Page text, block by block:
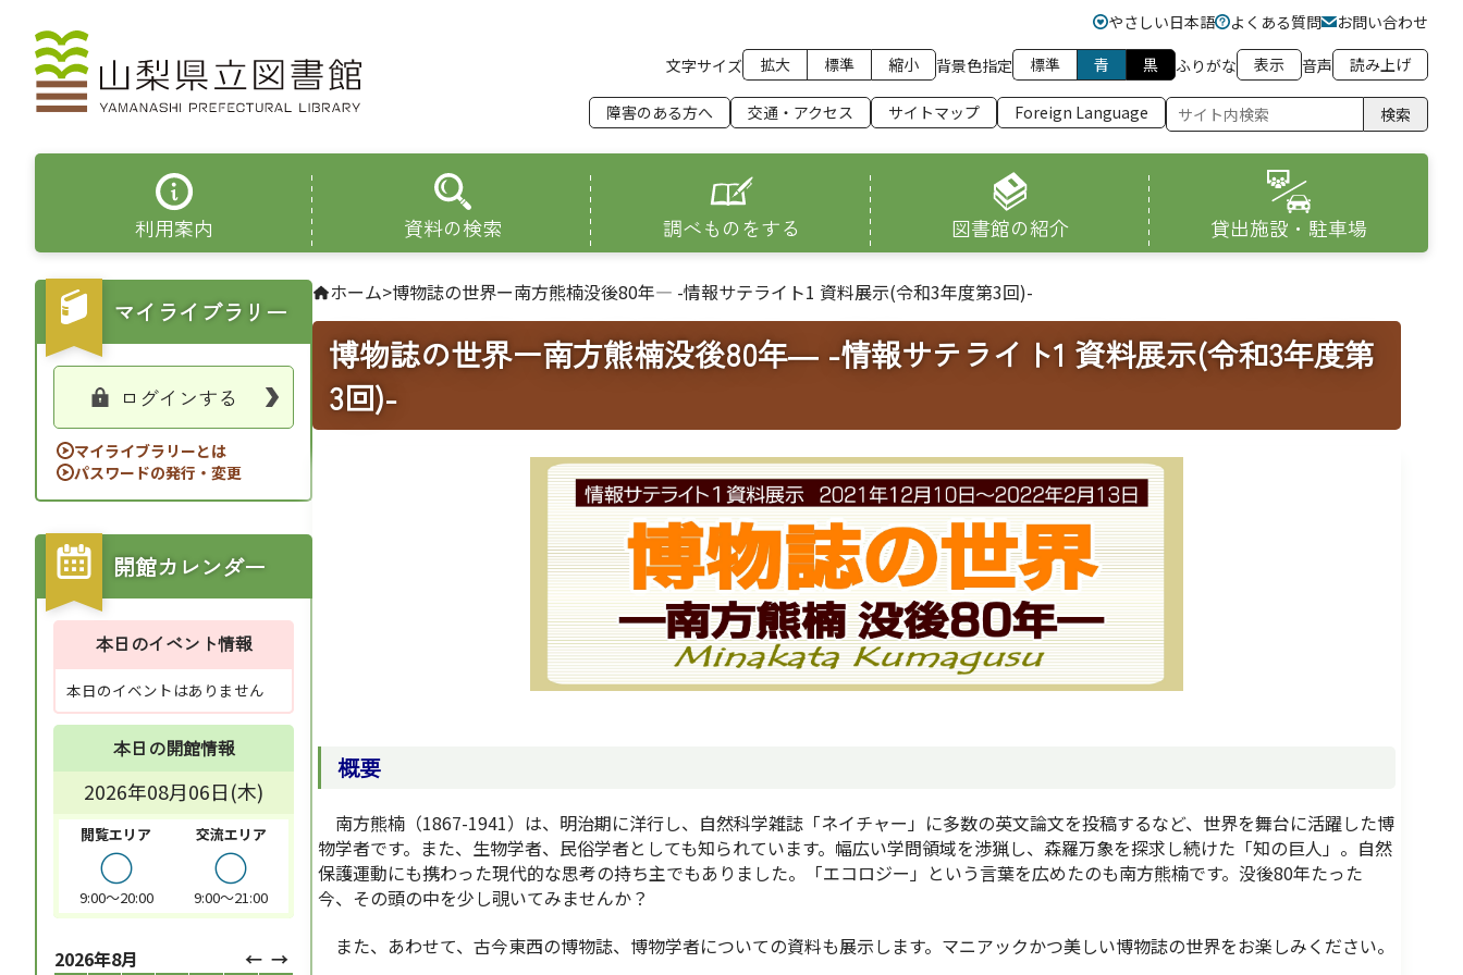
やさしい日本語 よくある質問
お問い合わせ
文字サイズ
拡大 標準 縮小 背景色指定 標準 青 黒 ふりがな 表示 音声 読み上げ
障害のある方へ 交通・アクセス サイトマップ Foreign Language 検索
利用案内 資料の検索 調べものをする 図書館の紹介 貸出施設・駐車場
ホーム>博物誌の世界ー南方熊楠没後80年― -情報サテライト1 資料展示(令和3年度第3回)-
博物誌の世界ー南方熊楠没後80年― -情報サテライト1 資料展示(令和3年度第
3回)-
概要
南方熊楠（1867-1941）は、明治期に洋行し、自然科学雑誌「ネイチャー」に多数の英文論文を投稿するなど、世界を舞台に活躍した博
物学者です。また、生物学者、民俗学者としても知られています。幅広い学問領域を渉猟し、森羅万象を探求し続けた「知の巨人」。自然
保護運動にも携わった現代的な思考の持ち主でもありました。「エコロジー」という言葉を広めたのも南方熊楠です。没後80年たった
今、その頭の中を少し覗いてみませんか？
また、あわせて、古今東西の博物誌、博物学者についての資料も展示します。マニアックかつ美しい博物誌の世界をお楽しみください。
マイライブラリー
ログインする
マイライブラリーとは
パスワードの発行・変更
開館カレンダー
本日のイベント情報
本日のイベントはありません
本日の開館情報
2026年08月06日(木)
閲覧エリア
○
9:00～20:00
交流エリア
○
9:00～21:00
2026年8月